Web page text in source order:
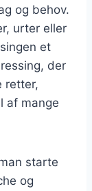
og behov.
urter eller
et
der
retter,
af mange
starte
og